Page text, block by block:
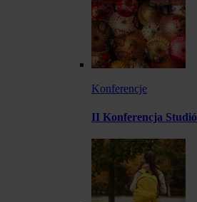
Konferencje
II Konferencja